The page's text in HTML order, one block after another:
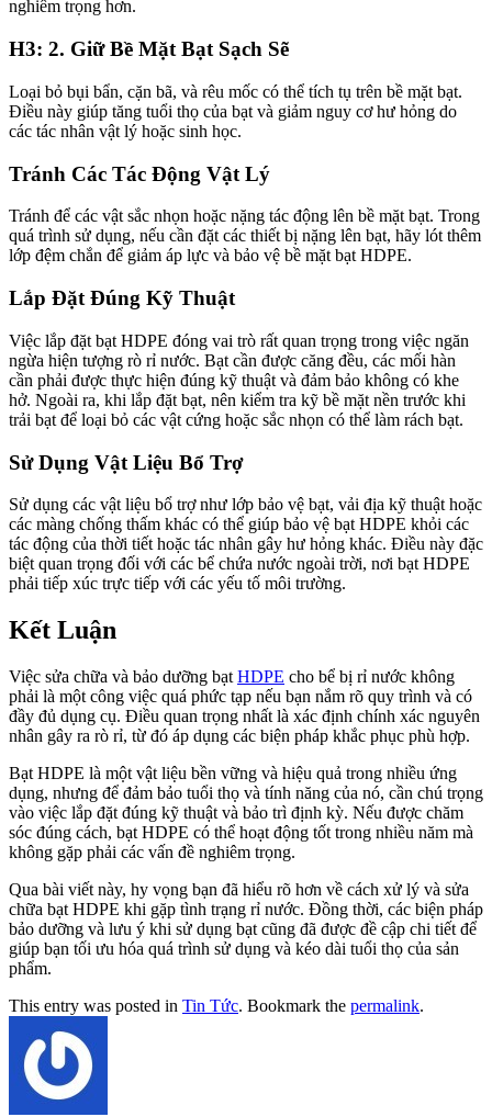
nghiêm trọng hơn.
H3: 2. Giữ Bề Mặt Bạt Sạch Sẽ
Loại bỏ bụi bẩn, cặn bã, và rêu mốc có thể tích tụ trên bề mặt bạt.
Điều này giúp tăng tuổi thọ của bạt và giảm nguy cơ hư hỏng do
các tác nhân vật lý hoặc sinh học.
Tránh Các Tác Động Vật Lý
Tránh để các vật sắc nhọn hoặc nặng tác động lên bề mặt bạt. Trong
quá trình sử dụng, nếu cần đặt các thiết bị nặng lên bạt, hãy lót thêm
lớp đệm chắn để giảm áp lực và bảo vệ bề mặt bạt HDPE.
Lắp Đặt Đúng Kỹ Thuật
Việc lắp đặt bạt HDPE đóng vai trò rất quan trọng trong việc ngăn
ngừa hiện tượng rò rỉ nước. Bạt cần được căng đều, các mối hàn
cần phải được thực hiện đúng kỹ thuật và đảm bảo không có khe
hở. Ngoài ra, khi lắp đặt bạt, nên kiểm tra kỹ bề mặt nền trước khi
trải bạt để loại bỏ các vật cứng hoặc sắc nhọn có thể làm rách bạt.
Sử Dụng Vật Liệu Bổ Trợ
Sử dụng các vật liệu bổ trợ như lớp bảo vệ bạt, vải địa kỹ thuật hoặc
các màng chống thấm khác có thể giúp bảo vệ bạt HDPE khỏi các
tác động của thời tiết hoặc tác nhân gây hư hỏng khác. Điều này đặc
biệt quan trọng đối với các bể chứa nước ngoài trời, nơi bạt HDPE
phải tiếp xúc trực tiếp với các yếu tố môi trường.
Kết Luận
Việc sửa chữa và bảo dưỡng bạt HDPE cho bể bị rỉ nước không
phải là một công việc quá phức tạp nếu bạn nắm rõ quy trình và có
đầy đủ dụng cụ. Điều quan trọng nhất là xác định chính xác nguyên
nhân gây ra rò rỉ, từ đó áp dụng các biện pháp khắc phục phù hợp.
Bạt HDPE là một vật liệu bền vững và hiệu quả trong nhiều ứng
dụng, nhưng để đảm bảo tuổi thọ và tính năng của nó, cần chú trọng
vào việc lắp đặt đúng kỹ thuật và bảo trì định kỳ. Nếu được chăm
sóc đúng cách, bạt HDPE có thể hoạt động tốt trong nhiều năm mà
không gặp phải các vấn đề nghiêm trọng.
Qua bài viết này, hy vọng bạn đã hiểu rõ hơn về cách xử lý và sửa
chữa bạt HDPE khi gặp tình trạng rỉ nước. Đồng thời, các biện pháp
bảo dưỡng và lưu ý khi sử dụng bạt cũng đã được đề cập chi tiết để
giúp bạn tối ưu hóa quá trình sử dụng và kéo dài tuổi thọ của sản
phẩm.
This entry was posted in Tin Tức. Bookmark the permalink.